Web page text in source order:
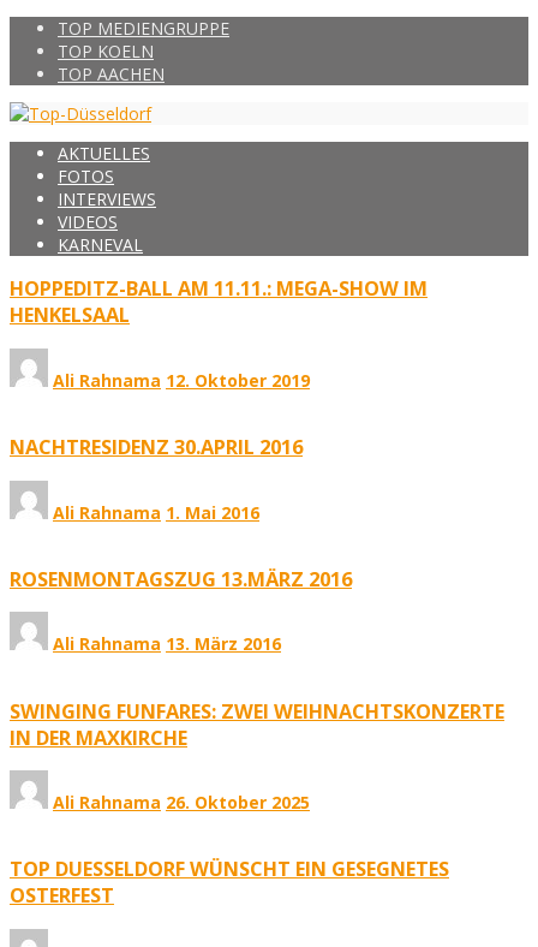
TOP MEDIENGRUPPE
TOP KOELN
TOP AACHEN
AKTUELLES
FOTOS
INTERVIEWS
VIDEOS
KARNEVAL
HOPPEDITZ-BALL AM 11.11.: MEGA-SHOW IM
HENKELSAAL
Ali Rahnama 12. Oktober 2019
NACHTRESIDENZ 30.APRIL 2016
Ali Rahnama 1. Mai 2016
ROSENMONTAGSZUG 13.MÄRZ 2016
Ali Rahnama 13. März 2016
SWINGING FUNFARES: ZWEI WEIHNACHTSKONZERTE
IN DER MAXKIRCHE
Ali Rahnama 26. Oktober 2025
TOP DUESSELDORF WÜNSCHT EIN GESEGNETES
OSTERFEST